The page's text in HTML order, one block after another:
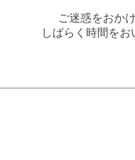
ご迷惑をおか
しばらく時間を